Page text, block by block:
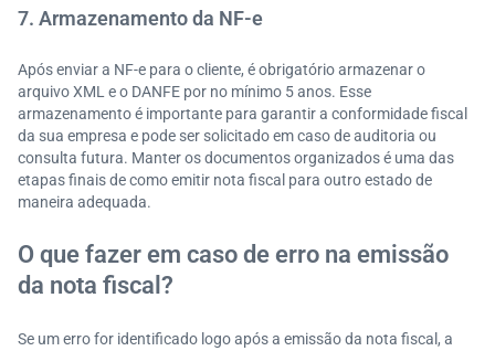
7. Armazenamento da NF-e
Após enviar a NF-e para o cliente, é obrigatório armazenar o
arquivo XML e o DANFE por no mínimo 5 anos. Esse
armazenamento é importante para garantir a conformidade fiscal
da sua empresa e pode ser solicitado em caso de auditoria ou
consulta futura. Manter os documentos organizados é uma das
etapas finais de como emitir nota fiscal para outro estado de
maneira adequada.
O que fazer em caso de erro na emissão
da nota fiscal?
Se um erro for identificado logo após a emissão da nota fiscal, a